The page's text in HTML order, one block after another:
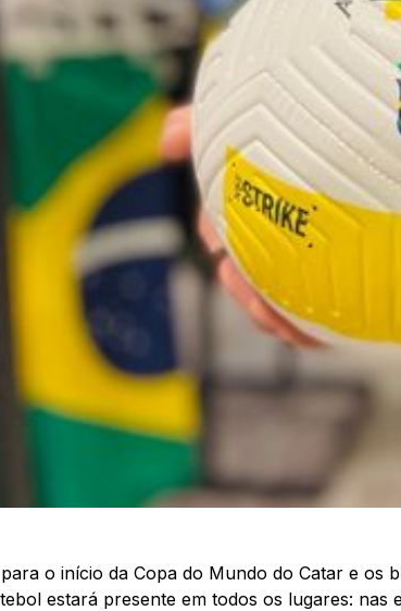
para o início da Copa do Mundo do Catar e
estará presente em todos os lugares: nas